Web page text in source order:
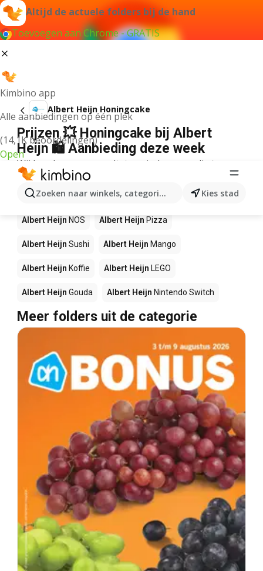
Altijd de actuele folders bij de hand
Toevoegen aan Chrome - GRATIS
Kimbino app
Alle aanbiedingen op één plek
(14,1K beoordelingen)
Open
Zoeken naar winkels, categorieën, producten...
Kies stad
Albert Heijn Honingcake
Prijzen 💥 Honingcake bij Albert
Heijn 🛍️ Aanbieding deze week
Wij konden geen resultaten vinden voor die term.
Andere producten in winkels Albert
Heijn
Albert Heijn NOS Albert Heijn Pizza
Albert Heijn Sushi Albert Heijn Mango
Albert Heijn Koffie Albert Heijn LEGO
Albert Heijn Gouda Albert Heijn Nintendo Switch
Meer folders uit de categorie